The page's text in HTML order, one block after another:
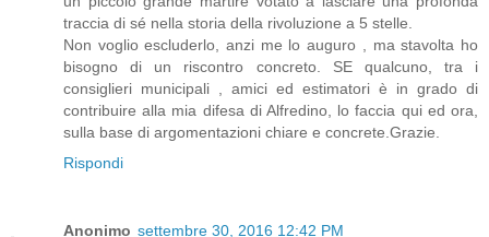
traccia di sé nella storia della rivoluzione a 5 stelle.
Non voglio escluderlo, anzi me lo auguro , ma stavolta ho
bisogno di un riscontro concreto. SE qualcuno, tra i
consiglieri municipali , amici ed estimatori è in grado di
contribuire alla mia difesa di Alfredino, lo faccia qui ed ora,
sulla base di argomentazioni chiare e concrete.Grazie.
Rispondi
Anonimo settembre 30, 2016 12:42 PM